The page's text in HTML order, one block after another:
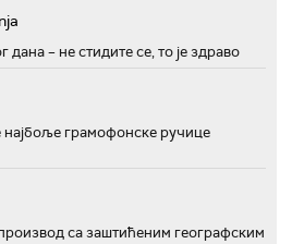
дана – не стидите се, то је здраво
најбоље грамофонске ручице
са заштићеним географским